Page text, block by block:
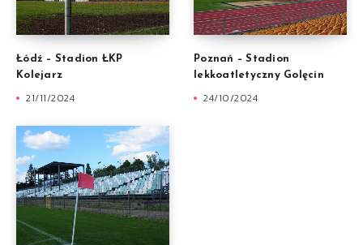
Łódź – Stadion ŁKP
Kolejarz
21/11/2024
Poznań – Stadion
lekkoatletyczny Golęcin
24/10/2024